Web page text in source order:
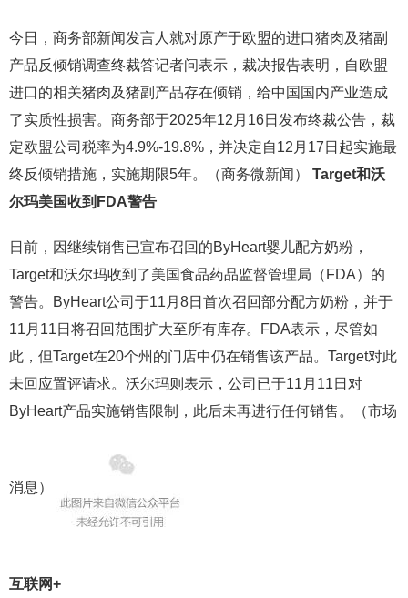
今日，商务部新闻发言人就对原产于欧盟的进口猪肉及猪副
产品反倾销调查终裁答记者问表示，裁决报告表明，自欧盟
进口的相关猪肉及猪副产品存在倾销，给中国国内产业造成
了实质性损害。商务部于2025年12月16日发布终裁公告，裁
定欧盟公司税率为4.9%-19.8%，并决定自12月17日起实施最
终反倾销措施，实施期限5年。（商务微新闻） Target和沃
尔玛美国收到 FDA警告
日前，因继续销售已宣布召回的ByHeart婴儿配方奶粉，
Target和沃尔玛收到了美国食品药品监督管理局（FDA）的
警告。ByHeart公司于11月8日首次召回部分配方奶粉，并于
11月11日将召回范围扩大至所有库存。FDA表示，尽管如
此，但Target在20个州的门店中仍在销售该产品。Target对此
未回应置评请求。沃尔玛则表示，公司已于11月11日对
ByHeart产品实施销售限制，此后未再进行任何销售。（市场
消息）
互联网+